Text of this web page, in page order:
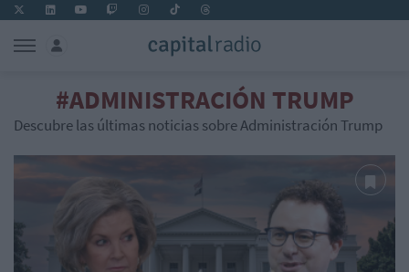
#ADMINISTRACIÓN TRUMP
Descubre las últimas noticias sobre Administración Trump